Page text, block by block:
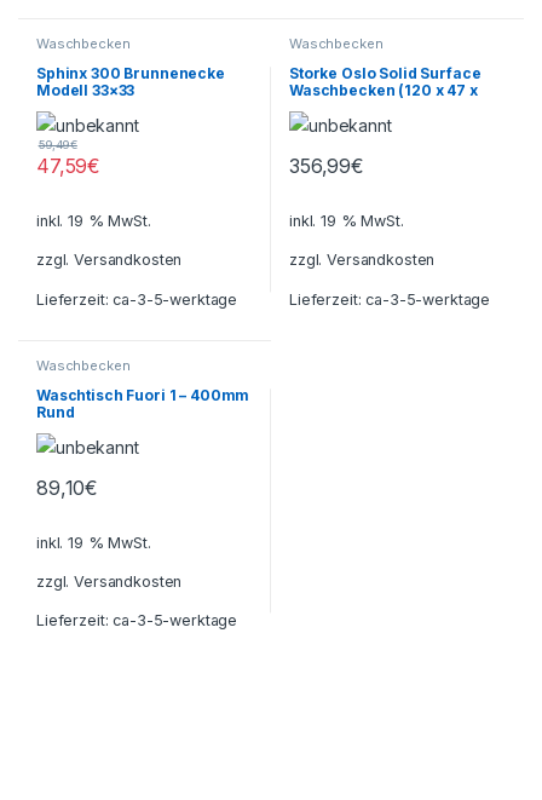
Waschbecken
Sphinx 300 Brunnenecke
Modell 33×33
Eckwaschbecken
Waschbecken Waschtisch
47,59€
59,49€
inkl. 19 % MwSt.
zzgl.Versandkosten
Lieferzeit:ca-3-5-werktage
Waschbecken
Storke Oslo Solid Surface
Waschbecken (120 x 47 x
14,5)
356,99€
inkl. 19 % MwSt.
zzgl.Versandkosten
Lieferzeit:ca-3-5-werktage
Waschbecken
Waschtisch Fuori 1 – 400mm
Rund
89,10€
inkl. 19 % MwSt.
zzgl.Versandkosten
Lieferzeit:ca-3-5-werktage